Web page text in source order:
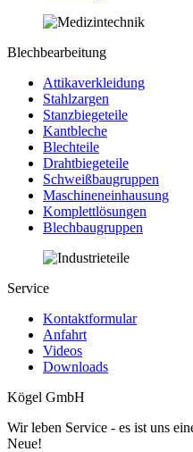
Blechbearbeitung
Attikaverkleidung
Stahlzargen
Stanzbiegeteile
Kantbleche
Blechteile
Drahtbiegeteile
Schweißbaugruppen
Maschineneinhausung
Komplettlösungen
Blechbaugruppen
Service
Kontaktformular
Anfahrt
Videos
Downloads
Kögel GmbH
Wir leben Service - es ist uns
Neue!